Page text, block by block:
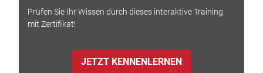
Prüfen Sie Ihr Wissen durch dieses interaktive Training
mit Zertifikat!
JETZT KENNENLERNEN